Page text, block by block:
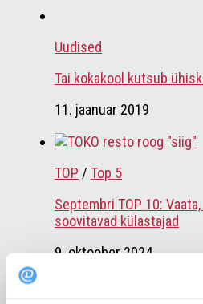
Uudised
Tai kokakool kutsub
11. jaanuar 2019
TOP / Top 5
Septembri TOP 10:
soovitavad külastajad
9. oktoober 2024